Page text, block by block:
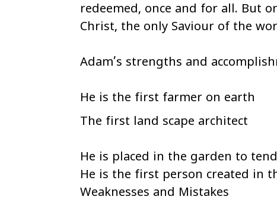
redeemed, once and for all. But
Christ, the only Saviour of the
Adam’s strengths and
He is the first farmer on earth
The first land scape architect
He is placed in the garden to
He is the first person created in
Weaknesses and Mistakes